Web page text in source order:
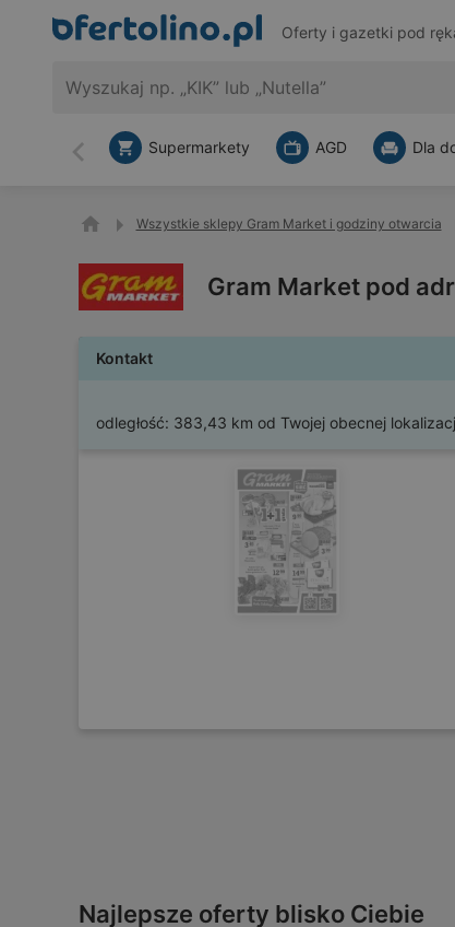
Oferty i gazetki pod
Wstecz
Supermarkety AGD Dla
Wszystkie sklepy Gram Market i godziny otwarcia
Gram Market pod
Kontakt
odległość: 383,43 km od Twojej obecnej
Najlepsze oferty blisko Ciebie